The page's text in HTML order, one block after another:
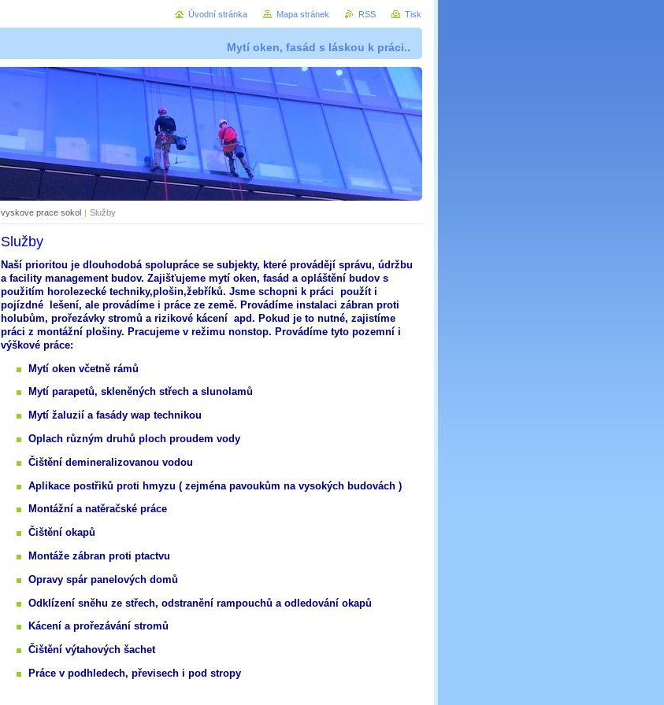
Mytí oken, fasád s láskou k práci..
vyskove prace sokol | Služby
Služby
Naší prioritou je dlouhodobá spolupráce se subjekty, které provádějí správu, údržbu
a facility management budov. Zajišťujeme mytí oken, fasád a opláštění budov s
použitím horolezecké techniky,plošin,žebříků. Jsme schopni k práci použít i
pojízdné lešení, ale provádíme i práce ze země. Provádíme instalaci zábran proti
holubům, prořezávky stromů a rizikové kácení apd. Pokud je to nutné, zajistíme
práci z montážní plošiny. Pracujeme v režimu nonstop. Provádíme tyto pozemní i
výškové práce:
Mytí oken včetně rámů
Mytí parapetů, skleněných střech a slunolamů
Mytí žaluzií a fasády wap technikou
Oplach různým druhů ploch proudem vody
Čištění demineralizovanou vodou
Aplikace postřiků proti hmyzu ( zejména pavoukům na vysokých budovách )
Montážní a natěračské práce
Čištění okapů
Montáže zábran proti ptactvu
Opravy spár panelových domů
Odklízení sněhu ze střech, odstranění rampouchů a odledování okapů
Kácení a prořezávání stromů
Čištění výtahových šachet
Práce v podhledech, převisech i pod stropy
Úvodní stránka Mapa stránek RSS Tisk